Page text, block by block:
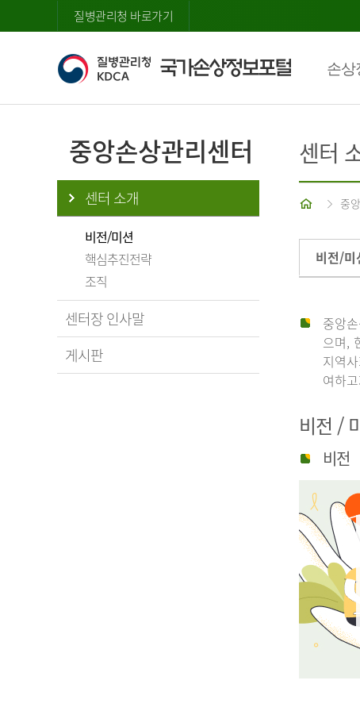
질병관리청 바로가기
손상
중앙손상관리센터
센터 소개
비전/미션
핵심추진전략
조직
센터장 인사말
게시판
센터
중
비전/미
중앙
으며,
지역
여하
비전 /
비전